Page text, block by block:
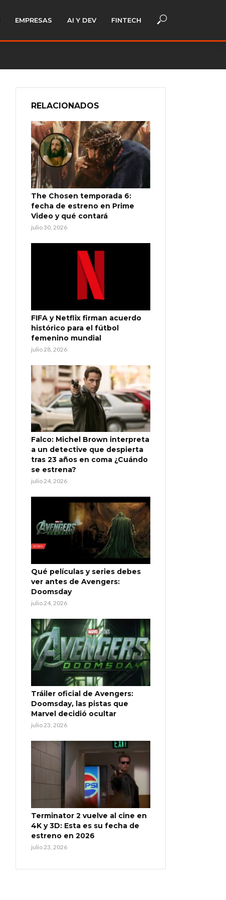
EMPRESAS AI Y DEV FINTECH
RELACIONADOS
The Chosen temporada 6:
fecha de estreno en Prime
Video y qué contará
julio 30, 2026
FIFA y Netflix firman acuerdo
histórico para el fútbol
femenino mundial
julio 28, 2026
Falco: Michel Brown interpreta
a un detective que despierta
tras 23 años en coma ¿Cuándo
se estrena?
julio 24, 2026
Qué películas y series debes
ver antes de Avengers:
Doomsday
julio 24, 2026
Tráiler oficial de Avengers:
Doomsday, las pistas que
Marvel decidió ocultar
julio 23, 2026
Terminator 2 vuelve al cine en
4K y 3D: Esta es su fecha de
estreno en 2026
julio 23, 2026